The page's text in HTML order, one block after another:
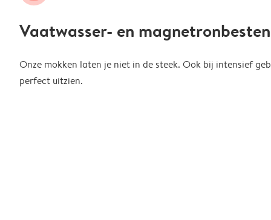
Vaatwasser- en
Onze mokken laten je niet in de steek. Ook bij intensief
perfect uitzien.